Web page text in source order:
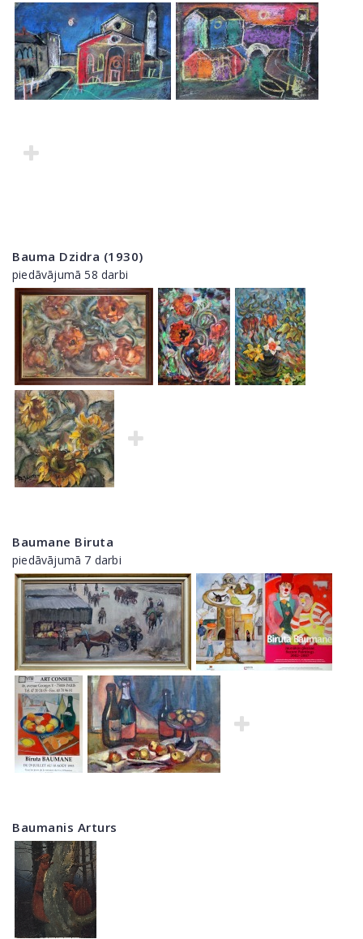
Bauma Dzidra (1930)
piedāvājumā 58 darbi
Baumane Biruta
piedāvājumā 7 darbi
Baumanis Arturs